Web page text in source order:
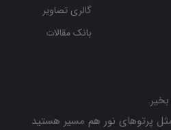
گالری تصاویر
بانک مقالات
پرتوهای نور هم مسیر هستید